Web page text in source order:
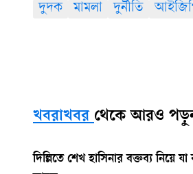
দুদক মামলা দুর্নীতি
খবরাখবর থেকে আরও
দিল্লিতে শেখ হাসিনার বক্তব্য নিয়ে